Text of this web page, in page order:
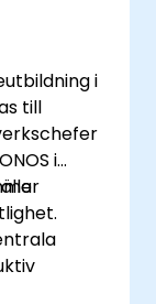
i
till
i